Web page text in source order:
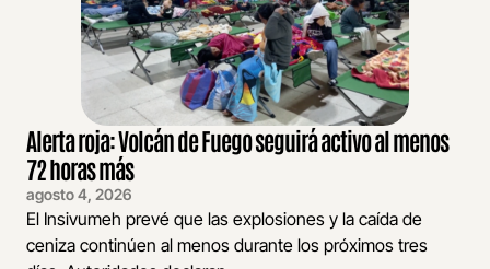
Alerta roja: Volcán de Fuego seguirá activo al menos
72 horas más
agosto 4, 2026
El Insivumeh prevé que las explosiones y la caída de
ceniza continúen al menos durante los próximos tres